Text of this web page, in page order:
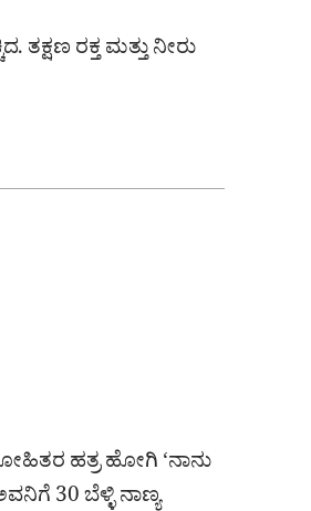
ರಕ್ತ ಮತ್ತು ನೀರು
ಹತ್ರ ಹೋಗಿ ‘ನಾನು
30 ಬೆಳ್ಳಿ ನಾಣ್ಯ